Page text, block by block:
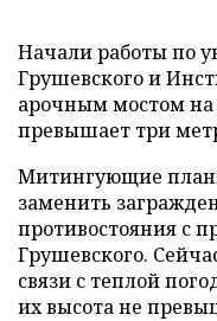
Начали работы по
Грушевского и
арочным мостом на
превышает три
Митингующие
заменить
противостояния с
Грушевского.
связи с теплой
их высота не